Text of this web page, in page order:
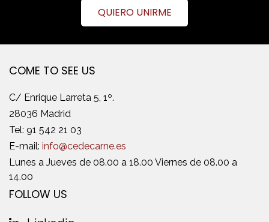
QUIERO UNIRME
COME TO SEE US
C/ Enrique Larreta 5, 1º.
28036 Madrid
Tel: 91 542 21 03
E-mail: info@cedecarne.es
Lunes a Jueves de 08.00 a 18.00 Viernes de 08.00 a
14.00
FOLLOW US